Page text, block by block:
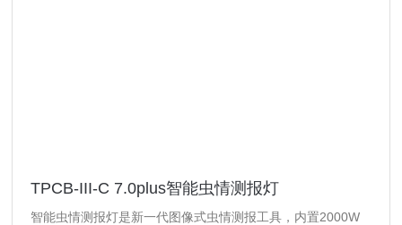
TPCB-III-C 7.0plus智能虫情测报灯
智能虫情测报灯是新一代图像式虫情测报工具，内置2000W